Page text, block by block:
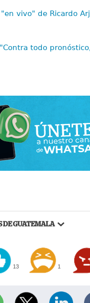
vivo" de Ricardo
todo
DE GUATEMALA
13 1